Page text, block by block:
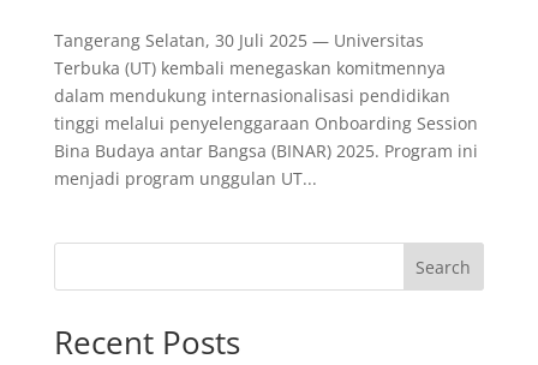
Tangerang Selatan, 30 Juli 2025 — Universitas
Terbuka (UT) kembali menegaskan komitmennya
dalam mendukung internasionalisasi pendidikan
tinggi melalui penyelenggaraan Onboarding Session
Bina Budaya antar Bangsa (BINAR) 2025. Program ini
menjadi program unggulan UT...
Search
Recent Posts